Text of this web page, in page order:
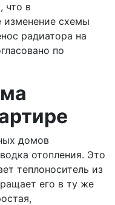
что в
схемы
радиатора на
по
домов
отопления. Это
теплоноситель из
его в ту же